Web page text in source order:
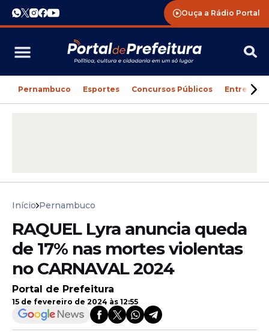
Ouça a Rádio Portal
Pernambuco Esportes Concursos Públicos
Início Pernambuco
RAQUEL Lyra anuncia queda
de 17% nas mortes violentas
no CARNAVAL 2024
Portal de Prefeitura
15 de fevereiro de 2024 às 12:55